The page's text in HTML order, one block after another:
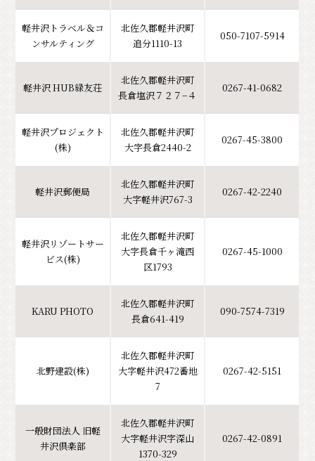
軽井沢トラベル＆コ
ンサルティング
北佐久郡軽井沢町
追分1110-13
050-7107-5914
軽井沢 HUB緑友荘
北佐久郡軽井沢町
長倉塩沢７２７−４
0267-41-0682
軽井沢プロジェクト
(株)
北佐久郡軽井沢町
大字長倉2440-2
0267-45-3800
軽井沢郵便局
北佐久郡軽井沢町
大字軽井沢767-3
0267-42-2240
軽井沢リゾートサー
ビス(株)
北佐久郡軽井沢町
大字長倉千ヶ滝西
区1793
0267-45-1000
KARU PHOTO
北佐久郡軽井沢町
長倉641-419
090-7574-7319
北野建設(株)
北佐久郡軽井沢町
大字軽井沢472番地
7
0267-42-5151
一般財団法人 旧軽
井沢倶楽部
北佐久郡軽井沢町
大字軽井沢字深山
1370-329
0267-42-0891